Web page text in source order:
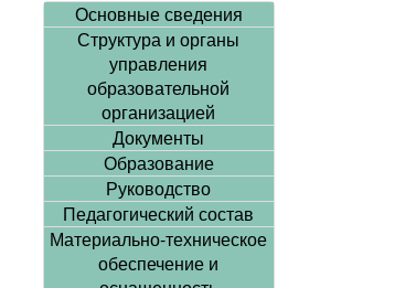
Основные сведения
Структура и органы
управления
образовательной
организацией
Документы
Образование
Руководство
Педагогический состав
Материально-техническое
обеспечение и